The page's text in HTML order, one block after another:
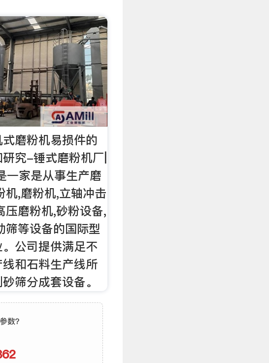
磨粉机易损件的
究-锤式磨粉机厂|
一家是从事生产磨
机,磨粉机,立轴冲击
压磨粉机,砂粉设备,
筛等设备的国际型
公司提供满足不
和石料生产线所
筛分成套设备。
数？